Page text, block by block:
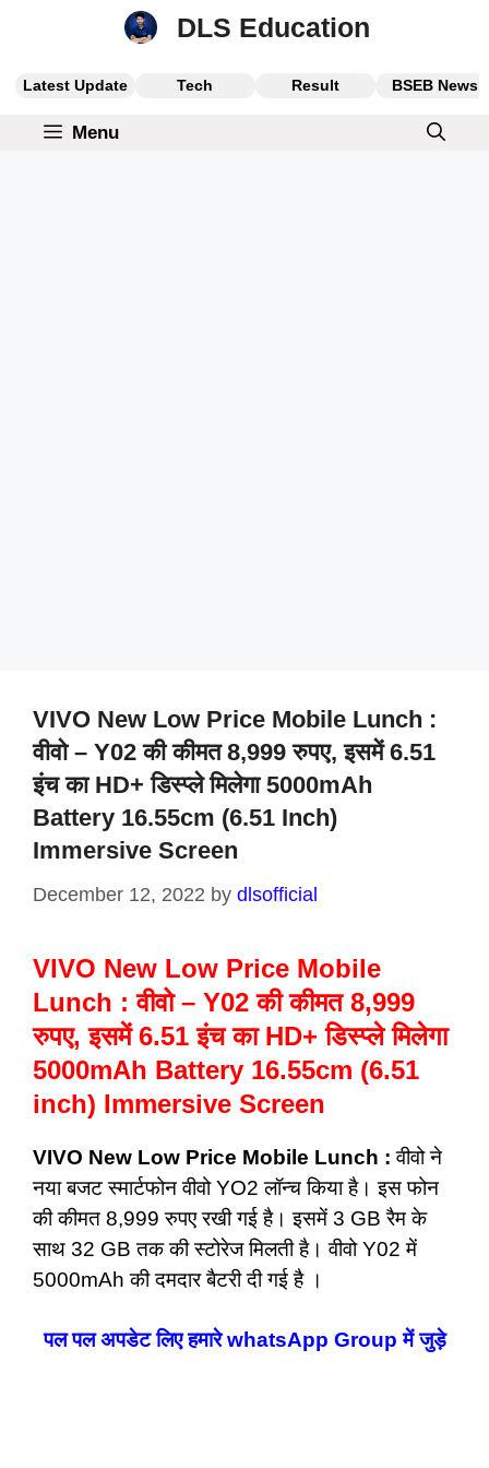
DLS Education
Latest Update Tech Result BSEB News
Menu
VIVO New Low Price Mobile Lunch :
वीवो – Y02 की कीमत 8,999 रुपए, इसमें 6.51
इंच का HD+ डिस्प्ले मिलेगा 5000mAh
Battery 16.55cm (6.51 Inch)
Immersive Screen
December 12, 2022 by dlsofficial
VIVO New Low Price Mobile
Lunch : वीवो – Y02 की कीमत 8,999
रुपए, इसमें 6.51 इंच का HD+ डिस्प्ले मिलेगा
5000mAh Battery 16.55cm (6.51
inch) Immersive Screen
VIVO New Low Price Mobile Lunch :वीवो ने
नया बजट स्मार्टफोन वीवो YO2 लॉन्च कियाहै। इस फोन
की कीमत 8,999 रुपए रखी गई है। इसमें 3 GB रैम के
साथ 32 GB तक की स्टोरेज मिलती है।वीवो Y02 में
5000mAh की दमदार बैटरी दी गई है ।
पल पल अपडेट लिए हमारे whatsApp Group में जुड़े